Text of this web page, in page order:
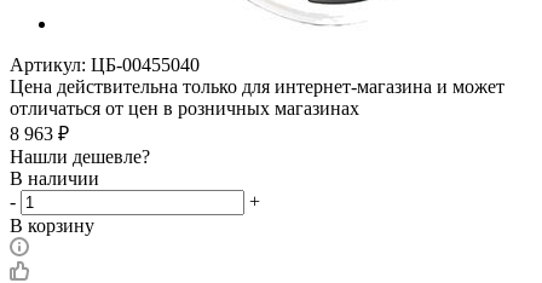
Артикул: ЦБ-00455040
Цена действительна только для интернет-магазина и может
отличаться от цен в розничных магазинах
8 963 ₽
Нашли дешевле?
В наличии
-
+
В корзину